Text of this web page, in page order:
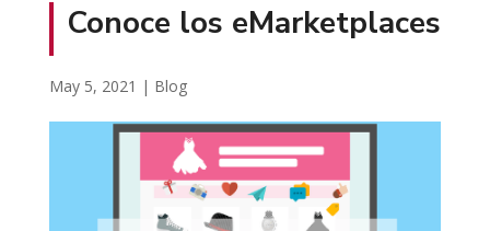
Conoce los eMarketplaces
May 5, 2021 | Blog